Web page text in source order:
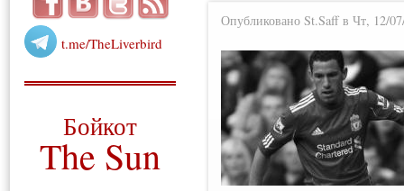
t.me/TheLiverbird
Бойкот
The Sun
Опубликовано St.Saff в Чт, 12/